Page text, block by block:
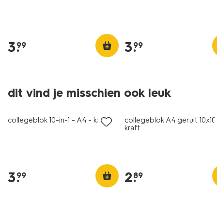
3.
99 3.
99
dit vind je misschien ook leuk
collegeblok 10-in-1 - A4 - kraft
3.
99
collegeblok A4 geruit
kraft
2.
89